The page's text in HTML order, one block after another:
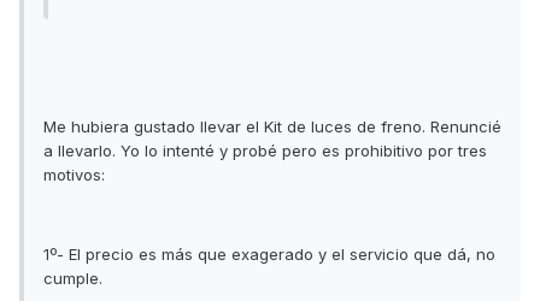
Me hubiera gustado llevar el Kit de luces de freno. Renuncié
a llevarlo. Yo lo intenté y probé pero es prohibitivo por tres
motivos:
1º- El precio es más que exagerado y el servicio que dá, no
cumple.